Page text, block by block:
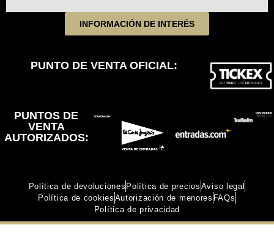
INFORMACIÓN DE INTERÉS
PUNTO DE VENTA OFICIAL:
PUNTOS DE
VENTA
AUTORIZADOS:
Política de devoluciones Política de precios Aviso legal
Política de cookies Autorización de menores FAQs
Política de privacidad